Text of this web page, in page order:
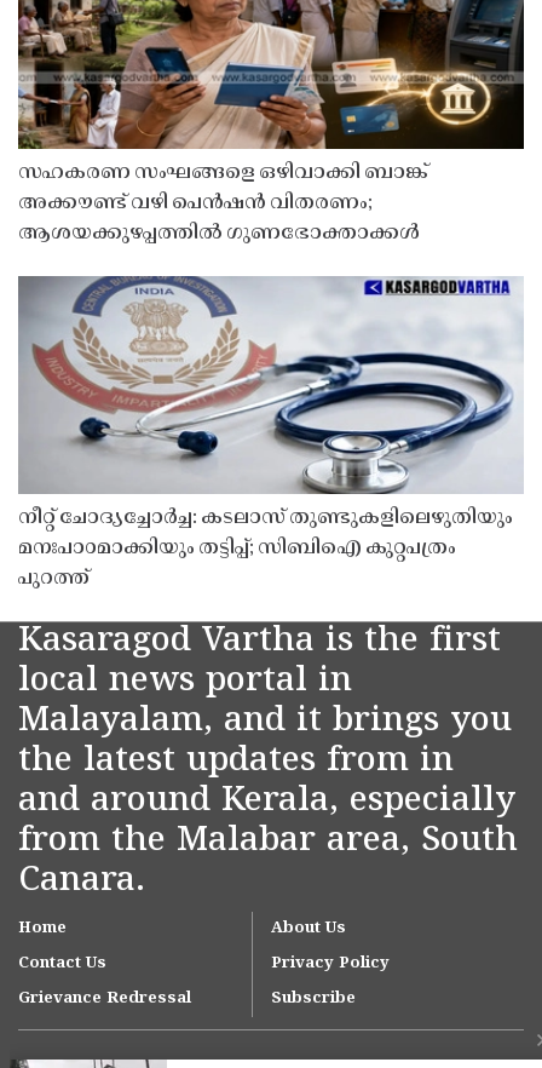
സഹകരണ സംഘങ്ങളെ ഒഴിവാക്കി ബാങ്ക്
അക്കൗണ്ട് വഴി പെൻഷൻ വിതരണം;
ആശയക്കുഴപ്പത്തിൽ ഗുണഭോക്താക്കൾ
നീറ്റ് ചോദ്യച്ചോർച്ച: കടലാസ് തുണ്ടുകളിലെഴുതിയും
മനഃപാഠമാക്കിയും തട്ടിപ്പ്; സിബിഐ കുറ്റപത്രം
പുറത്ത്
Kasaragod Vartha is the first
local news portal in
Malayalam, and it brings you
the latest updates from in
and around Kerala, especially
from the Malabar area, South
Canara.
Home
About Us
Contact Us
Privacy Policy
Grievance Redressal
Subscribe